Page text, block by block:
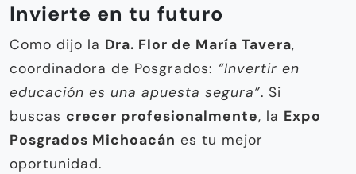
Invierte en tu futuro
Como dijo la Dra. Flor de María Tavera,
coordinadora de Posgrados: “Invertir en
educación es una apuesta segura”. Si
buscas crecer profesionalmente, la Expo
Posgrados Michoacán es tu mejor
oportunidad.